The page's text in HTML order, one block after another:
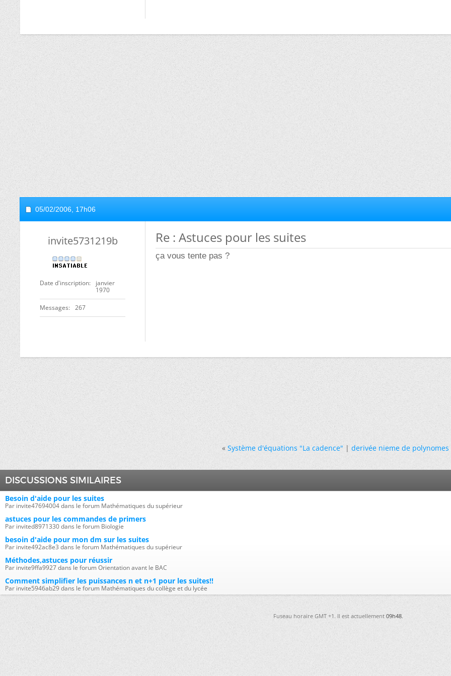
05/02/2006, 17h06
invite5731219b
Date d'inscription
janvier
1970
Messages 267
Re : Astuces pour les suites
ça vous tente pas ?
« Système d'équations "La cadence"|derivée nieme de polynomes
DISCUSSIONS SIMILAIRES
Besoin d'aide pour les suites
Par invite47694004 dans le forum Mathématiques du supérieur
astuces pour les commandes de primers
Par invited8971330 dans le forum Biologie
besoin d'aide pour mon dm sur les suites
Par invite492ac8e3 dans le forum Mathématiques du supérieur
Méthodes,astuces pour réussir
Par invite9ffa9927 dans le forum Orientation avant le BAC
Comment simplifier les puissances n et n+1 pour les suites!!
Par invite5946ab29 dans le forum Mathématiques du collège et du lycée
Fuseau horaire GMT +1. Il est actuellement09h48.